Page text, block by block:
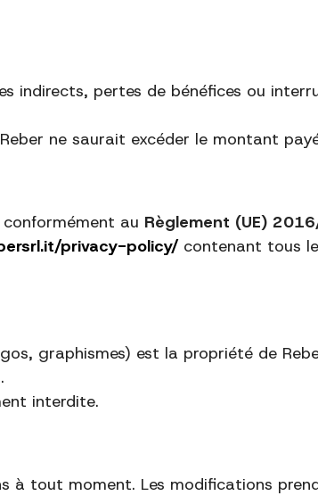
indirects, pertes de bénéfices ou
ne saurait excéder le montant
au Règlement (UE)
privacy-policy/contenant tous
graphismes) est la propriété de
.
interdite.
à tout moment. Les modifications